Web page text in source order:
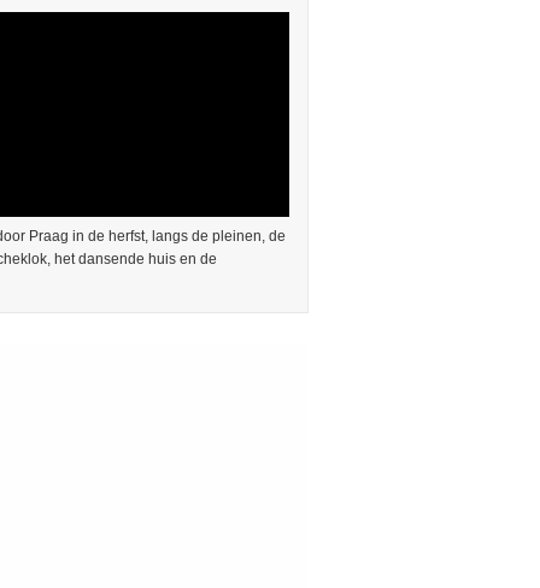
Praag in de herfst, langs de pleinen, de
het dansende huis en de